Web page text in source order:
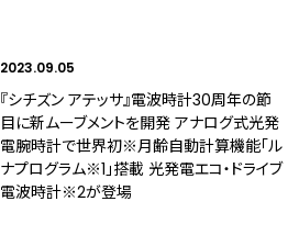
2023.09.05
『シチズン アテッサ』電波時計30周年の節
目に新ムーブメントを開発 アナログ式光発
電腕時計で世界初※月齢自動計算機能「ル
ナプログラム※1」搭載 光発電エコ・ドライブ
電波時計※2が登場